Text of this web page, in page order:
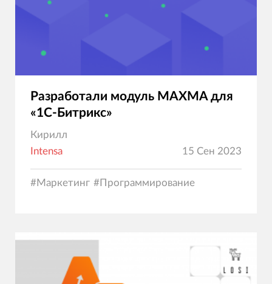
Разработали модуль MAXMA для
«1С-Битрикс»
Кирилл
Intensa
15 Сен 2023
#Маркетинг #Программирование